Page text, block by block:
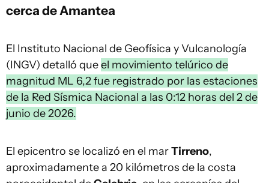
cerca de Amantea
El Instituto Nacional de Geofísica y Vulcanología
(INGV) detalló queel movimiento telúrico de
magnitud ML 6,2 fue registrado por las estaciones
de la Red Sísmica Nacional a las 0:12 horas del 2 de
junio de 2026.
El epicentro se localizó en el marTirreno,
aproximadamente a 20 kilómetros de la costa